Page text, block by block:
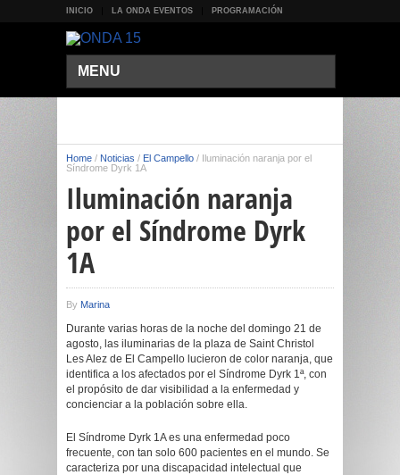
INICIO LA ONDA EVENTOS PROGRAMACIÓN
MENU
Home / Noticias / El Campello / Iluminación naranja por el
Síndrome Dyrk 1A
Iluminación naranja
por el Síndrome Dyrk
1A
By Marina
Durante varias horas de la noche del domingo 21 de
agosto, las iluminarias de la plaza de Saint Christol
Les Alez de El Campello lucieron de color naranja, que
identifica a los afectados por el Síndrome Dyrk 1ª, con
el propósito de dar visibilidad a la enfermedad y
concienciar a la población sobre ella.
El Síndrome Dyrk 1A es una enfermedad poco
frecuente, con tan solo 600 pacientes en el mundo. Se
caracteriza por una discapacidad intelectual que